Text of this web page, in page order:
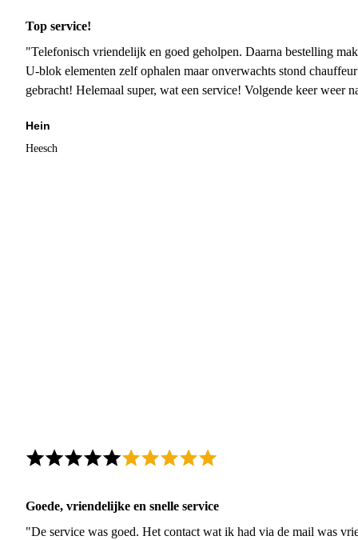
Top service!
"Telefonisch vriendelijk en goed geholpen. Daarna bestelling
U-blok elementen zelf ophalen maar onverwachts stond
gebracht! Helemaal super, wat een service! Volgende keer weer
Hein
Heesch
Goede, vriendelijke en snelle service
"De service was goed. Het contact wat ik had via de mail was